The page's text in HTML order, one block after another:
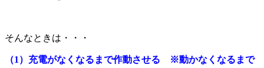
そんなときは・・・
（1）充電がなくなるまで作動させる ※動かなくなるまで